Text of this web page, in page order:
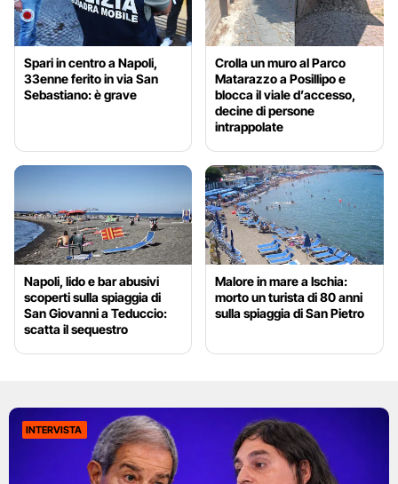
Spari in centro a Napoli,
33enne ferito in via San
Sebastiano: è grave
Crolla un muro al Parco
Matarazzo a Posillipo e
blocca il viale d’accesso,
decine di persone
intrappolate
Napoli, lido e bar abusivi
scoperti sulla spiaggia di
San Giovanni a Teduccio:
scatta il sequestro
Malore in mare a Ischia:
morto un turista di 80 anni
sulla spiaggia di San Pietro
INTERVISTA